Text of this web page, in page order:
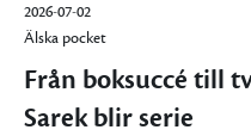
2026-07-02
Älska pocket
Från boksuccé till
Sarek blir serie